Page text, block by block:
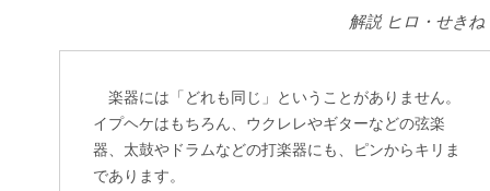
解説 ヒロ・せき
楽器には「どれも同じ」ということがありません。
イプヘケはもちろん、ウクレレやギターなどの弦楽
器、太鼓やドラムなどの打楽器にも、ピンからキリま
であります。